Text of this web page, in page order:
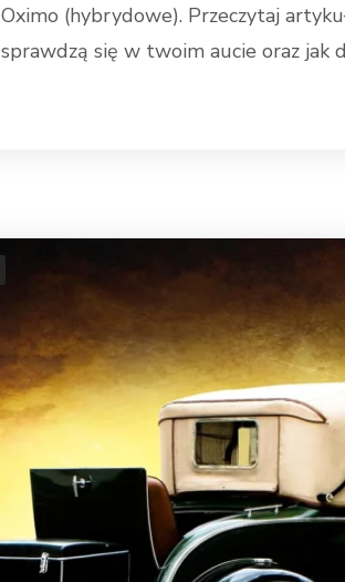
Oximo (hybrydowe). Przeczytaj
sprawdzą się w twoim aucie oraz jak